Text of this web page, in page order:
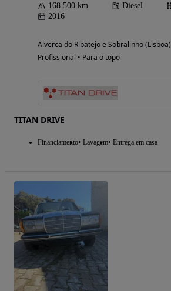
168 500 km Diesel
2016
Alverca do Ribatejo e Sobralinho (Lisboa)
Profissional • Para o topo
TITAN DRIVE
Financiamento Lavagem Entrega em casa